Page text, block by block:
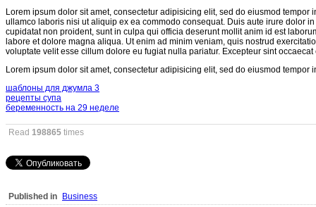
Lorem ipsum dolor sit amet, consectetur adipisicing elit, sed do eiusmod
ullamco laboris nisi ut aliquip ex ea commodo consequat. Duis aute irure dolor
cupidatat non proident, sunt in culpa qui officia deserunt mollit anim id est
labore et dolore magna aliqua. Ut enim ad minim veniam, quis nostrud
voluptate velit esse cillum dolore eu fugiat nulla pariatur. Excepteur sint
Lorem ipsum dolor sit amet, consectetur adipisicing elit, sed do eiusmod
шаблоны для джумла 3
рецепты супа
беременность на 29 неделе
Read 198865 times
Published in
Business